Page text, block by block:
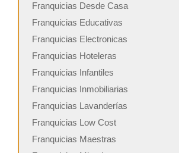
Franquicias Desde Casa
Franquicias Educativas
Franquicias Electronicas
Franquicias Hoteleras
Franquicias Infantiles
Franquicias Inmobiliarias
Franquicias Lavanderías
Franquicias Low Cost
Franquicias Maestras